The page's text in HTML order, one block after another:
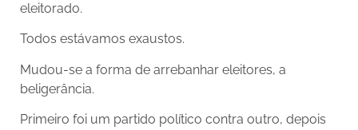
eleitorado.
Todos estávamos exaustos.
Mudou-se a forma de arrebanhar eleitores, a
beligerância.
Primeiro foi um partido político contra outro, depois